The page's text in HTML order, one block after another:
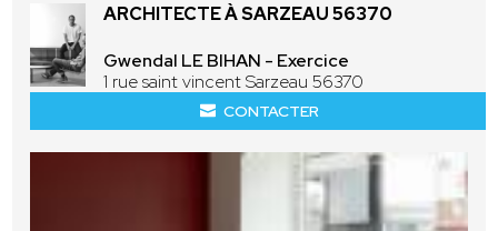
ARCHITECTE À SARZEAU 56370
Gwendal LE BIHAN - Exercice
1 rue saint vincent Sarzeau 56370
CONTACTER